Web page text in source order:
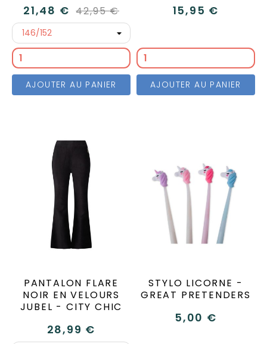
21,48 € 42,95 €
AJOUTER AU PANIER
15,95 €
AJOUTER AU PANIER
PANTALON FLARE
NOIR EN VELOURS
JUBEL - CITY CHIC
28,99 €
STYLO LICORNE -
GREAT PRETENDERS
5,00 €